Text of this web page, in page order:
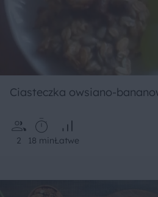
Ciasteczka owsiano-
2 18 minŁatwe